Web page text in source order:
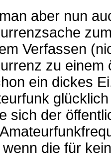
aber nun
Verfassen
zu einem
ein dickes
sich der
die für